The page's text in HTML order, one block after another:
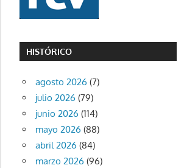
HISTÓRICO
agosto 2026 (7)
julio 2026 (79)
junio 2026 (114)
mayo 2026 (88)
abril 2026 (84)
marzo 2026 (96)